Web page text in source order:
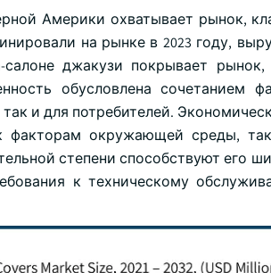
Америки охватывает рынок,
на рынке в 2023 году,
джакузи покрывает
обусловлена сочетанием
и для потребителей.
факторам окружающей среды,
степени способствуют его
к техническому